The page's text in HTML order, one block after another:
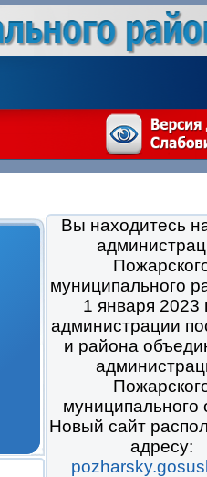
Вы находитесь
муниципального
1 января 2023
администрации
и района
муниципального
Новый сайт
адресу: